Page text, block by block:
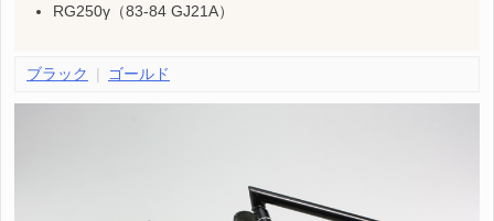
RG250γ（83-84 GJ21A）
ブラック ゴールド